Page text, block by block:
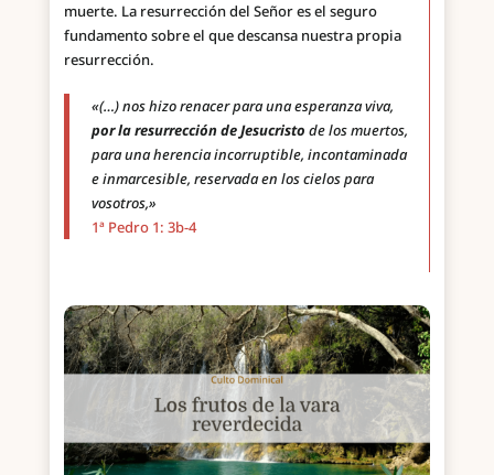
muerte. La resurrección del Señor es el seguro
fundamento sobre el que descansa nuestra propia
resurrección.
«(…) nos hizo renacer para una esperanza viva,
por la resurrección de Jesucristo de los muertos,
para una herencia incorruptible, incontaminada
e inmarcesible, reservada en los cielos para
vosotros,»
1ª Pedro 1: 3b-4